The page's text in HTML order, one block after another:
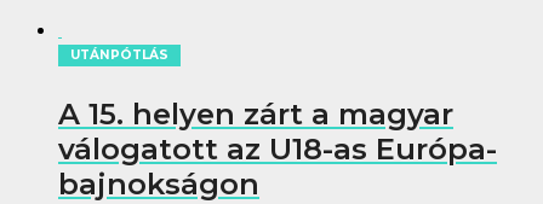
UTÁNPÓTLÁS
A 15. helyen zárt a magyar
válogatott az U18-as Európa-
bajnokságon